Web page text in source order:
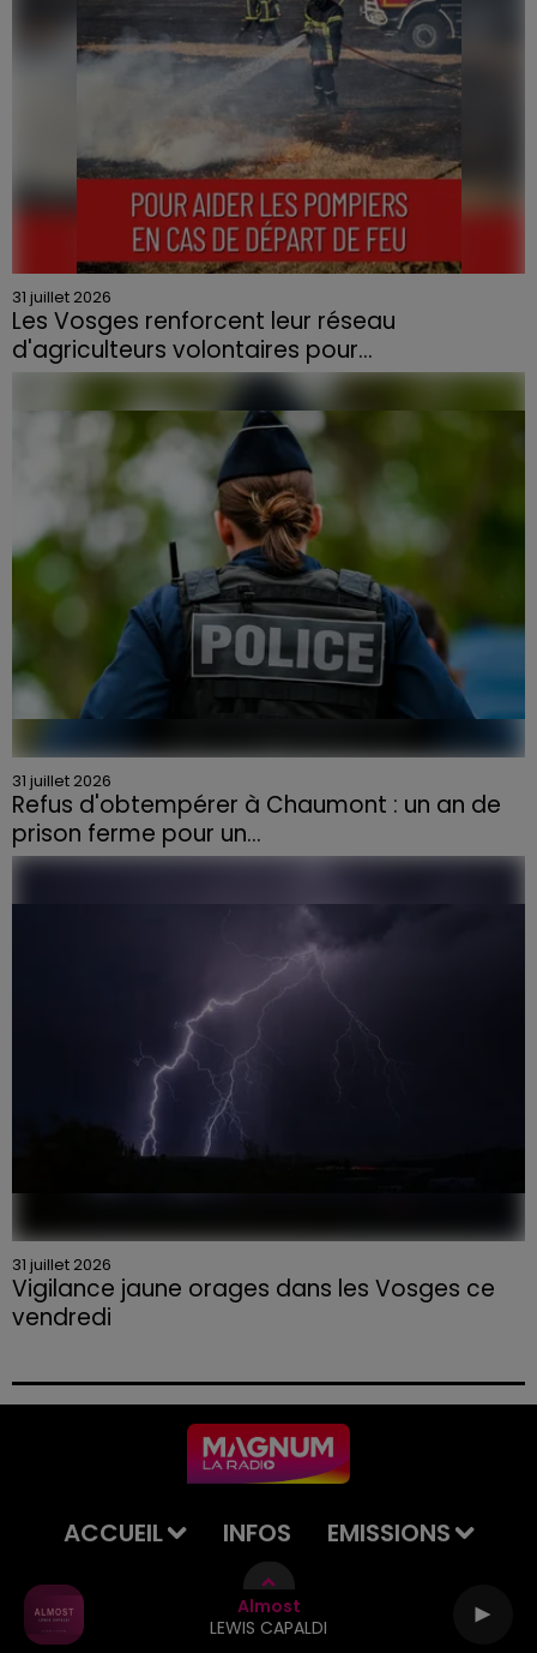
Almost
LEWIS CAPALDI
31 juillet 2026
Les Vosges renforcent leur réseau
d'agriculteurs volontaires pour...
31 juillet 2026
Refus d'obtempérer à Chaumont : un an de
prison ferme pour un...
31 juillet 2026
Vigilance jaune orages dans les Vosges ce
vendredi
ACCUEIL INFOS
EMISSIONS
AGENDA
JEUX